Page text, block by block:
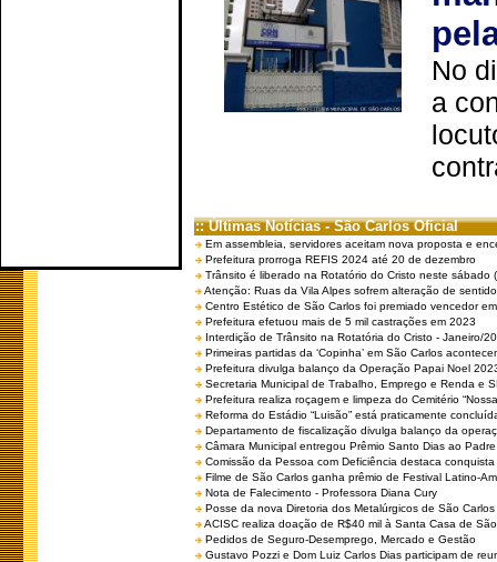
No
a
:: Últimas Notícias - São Carlos Oficial
Em assembleia, servidores aceitam nova proposta e
Prefeitura prorroga REFIS 2024 até 20 de dezembro
Trânsito é liberado na Rotatório do Cristo neste sábado
Atenção: Ruas da Vila Alpes sofrem alteração de
Centro Estético de São Carlos foi premiado vencedor
Prefeitura efetuou mais de 5 mil castrações em 2023
Interdição de Trânsito na Rotatória do Cristo - Janeiro/
Primeiras partidas da ‘Copinha’ em São Carlos
Prefeitura divulga balanço da Operação Papai Noel
Secretaria Municipal de Trabalho, Emprego e Renda e
Prefeitura realiza roçagem e limpeza do Cemitério
Reforma do Estádio “Luisão” está praticamente
Departamento de fiscalização divulga balanço da
Câmara Municipal entregou Prêmio Santo Dias ao
Comissão da Pessoa com Deficiência destaca
Filme de São Carlos ganha prêmio de Festival Latino-
Nota de Falecimento - Professora Diana Cury
Posse da nova Diretoria dos Metalúrgicos de São
ACISC realiza doação de R$40 mil à Santa Casa de
Pedidos de Seguro-Desemprego, Mercado e Gestão
Gustavo Pozzi e Dom Luiz Carlos Dias participam de